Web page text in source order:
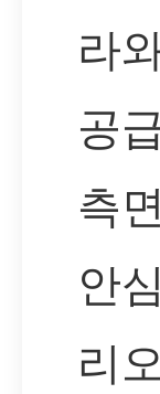
라
공
측
안
리